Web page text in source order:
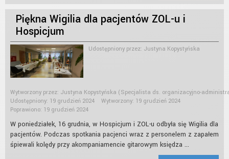
Piękna Wigilia dla pacjentów ZOL-u i
Hospicjum
Udostępniony przez: Justyna Kopystyńska
Wytworzony przez: Justyna Kopystyńska (Specjalista ds. organizacyjno-
Udostępniony: 19 grudzień 2024
Wytworzony: 19 grudzień 2024
Poprawiono: 19 grudzień 2024
W poniedziałek, 16 grudnia, w Hospicjum i ZOL-u odbyła się Wigilia dla
pacjentów. Podczas spotkania pacjenci wraz z personelem z zapałem
śpiewali kolędy przy akompaniamencie gitarowym księdza ...